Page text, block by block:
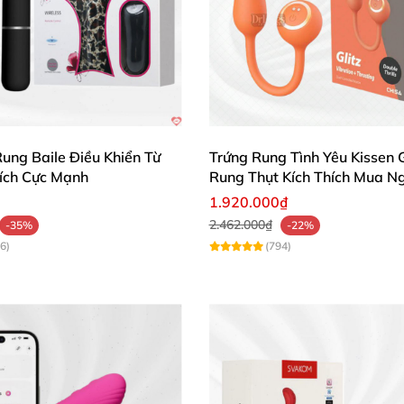
tiện lợi lắm, hút mạnh mẽ như thật mà an toàn
hài lòng! 🔥"
rung hút âm vật này! 12 chế độ rung đa dạng phù
hết. 👍"
– chìa khóa mở ra khoái lạc đỉnh cao!Mua ngay
Baile Điều Khiển Từ
Cực Mạnh
-35%
Trứng Rung Tình Yêu Kissen
Rung Thụt Kích Thích Mua
1.920.000₫
2.462.000₫
-22%
(794)